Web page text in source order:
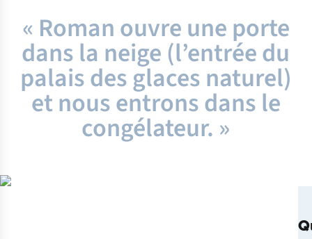
« Roman ouvre une porte
dans la neige (l’entrée du
palais des glaces naturel)
et nous entrons dans le
congélateur. »